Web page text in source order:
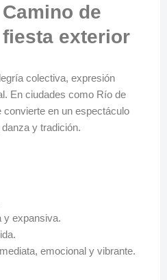
de
exterior
colectiva, expresión
En ciudades como Río de
en un espectáculo
y tradición.
y expansiva.
emocional y vibrante.